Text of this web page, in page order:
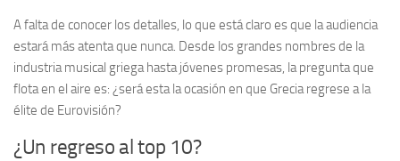
A falta de conocer los detalles, lo que está claro es que la audiencia
estará más atenta que nunca. Desde los grandes nombres de la
industria musical griega hasta jóvenes promesas, la pregunta que
flota en el aire es: ¿será esta la ocasión en que Grecia regrese a la
élite de Eurovisión?
¿Un regreso al top 10?